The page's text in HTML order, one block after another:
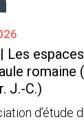
Les espaces
romaine
J.-C.)
d’étude